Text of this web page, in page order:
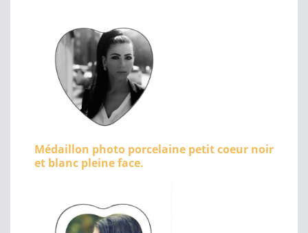
Médaillon photo porcelaine petit coeur noir
et blanc pleine face.